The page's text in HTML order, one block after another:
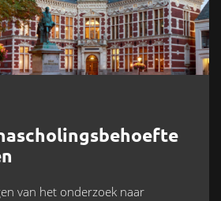
van het onderzoek naar